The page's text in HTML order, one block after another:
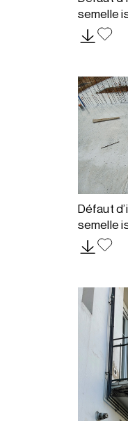
semelle
Défaut
semelle